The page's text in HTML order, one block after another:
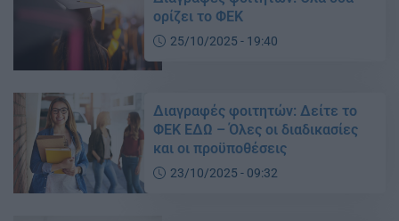
ορίζει το ΦΕΚ
25/10/2025 - 19:40
Διαγραφές φοιτητών: Δείτε το
ΦΕΚ ΕΔΩ – Όλες οι διαδικασίες
και οι προϋποθέσεις
23/10/2025 - 09:32